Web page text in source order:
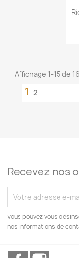
Affichage 1-15 de
1 2
Recevez nos
Vous pouvez vous
nos informations de
Facebook